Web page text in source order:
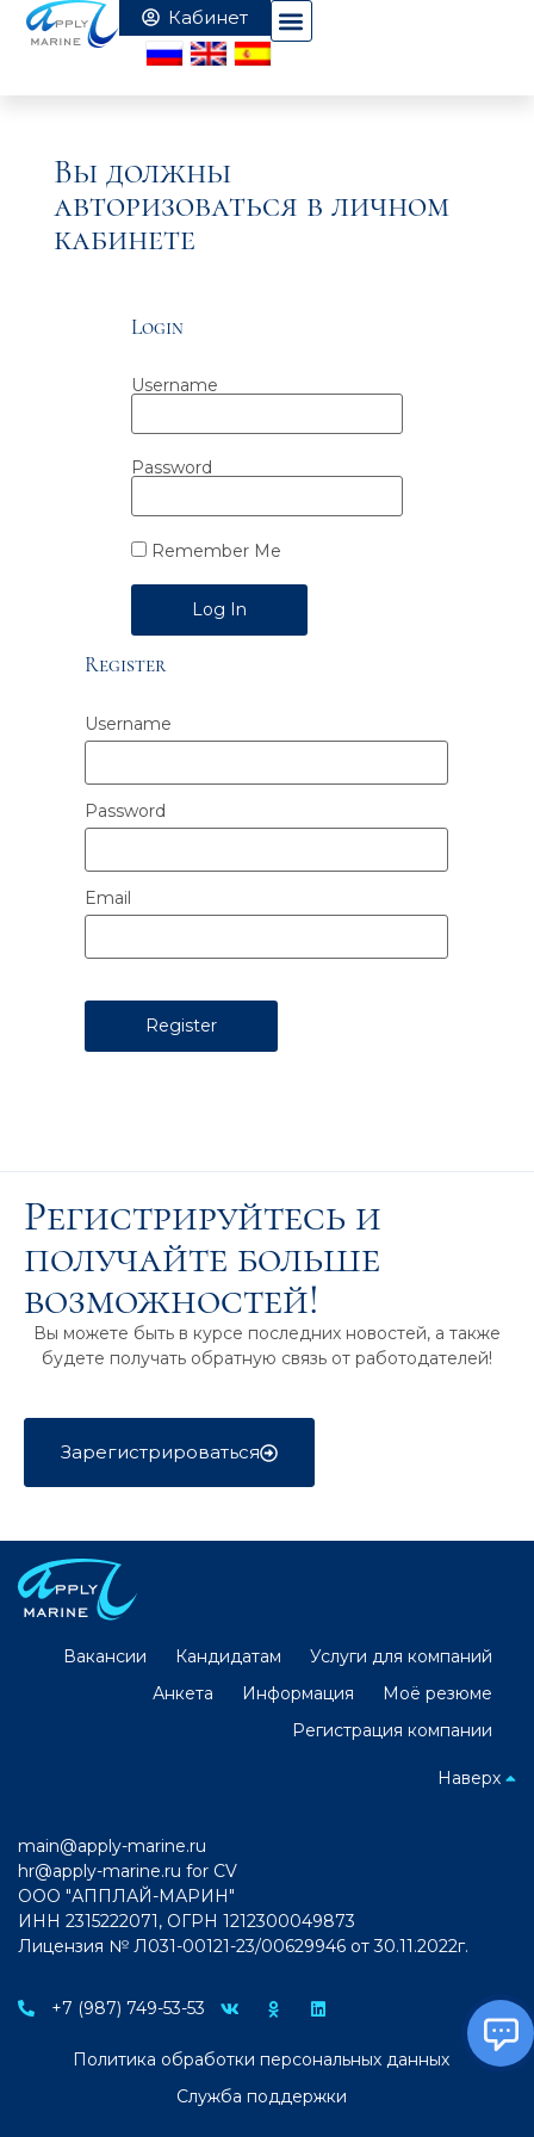
Вы должны
авторизоваться в личном
кабинете
Login
Username
Password
Remember Me
Alternative:
Register
Username
Password
Email
Регистрируйтесь и
получайте больше
возможностей!
Вы можете быть в курсе последних новостей, а также
будете получать обратную связь от работодателей!
Зарегистрироваться
Вакансии Кандидатам
Услуги для компаний
Анкета
Информация
Моё резюме
Регистрация компании
Наверх
main@apply-marine.ru
hr@apply-marine.ru for CV
ООО "АППЛАЙ-МАРИН"
ИНН 2315222071, ОГРН 1212300049873
Лицензия № Л031-00121-23/00629946 от 30.11.2022г.
+7 (987) 749-53-53
Политика обработки персональных данных
Служба поддержки